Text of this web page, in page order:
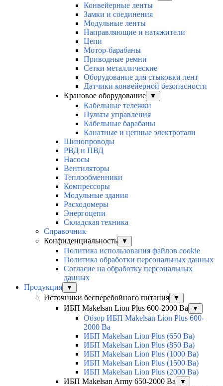
Конвейерные ленты
Замки и соединения
Модульные ленты
Направляющие и натяжители
Цепи
Мотор-барабаны
Приводные ремни
Сетки металлические
Оборудование для стыковки лент
Датчики конвейерной безопасности
Крановое оборудование
▼
Кабельные тележки
Пульты управления
Кабельные барабаны
Канатные и цепные электротали
Шинопроводы
РВД и ПВД
Насосы
Вентиляторы
Теплообменники
Компрессоры
Модульные здания
Расходомеры
Энергоцепи
Складская техника
Справочник
Конфиденциальность
▼
Политика использования файлов cookie
Политика обработки персональных данных
Согласие на обработку персональных
данных
Продукция
▼
Источники бесперебойного питания ▼
ИБП Makelsan Lion Plus 600-2000 Ва ▼
Обзор ИБП Makelsan Lion Plus 600-
2000 Вa
ИБП Makelsan Lion Plus (650 Ва)
ИБП Makelsan Lion Plus (850 Ва)
ИБП Makelsan Lion Plus (1000 Ва)
ИБП Makelsan Lion Plus (1500 Ва)
ИБП Makelsan Lion Plus (2000 Ва)
ИБП Makelsan Army 650-2000 Ва
▼